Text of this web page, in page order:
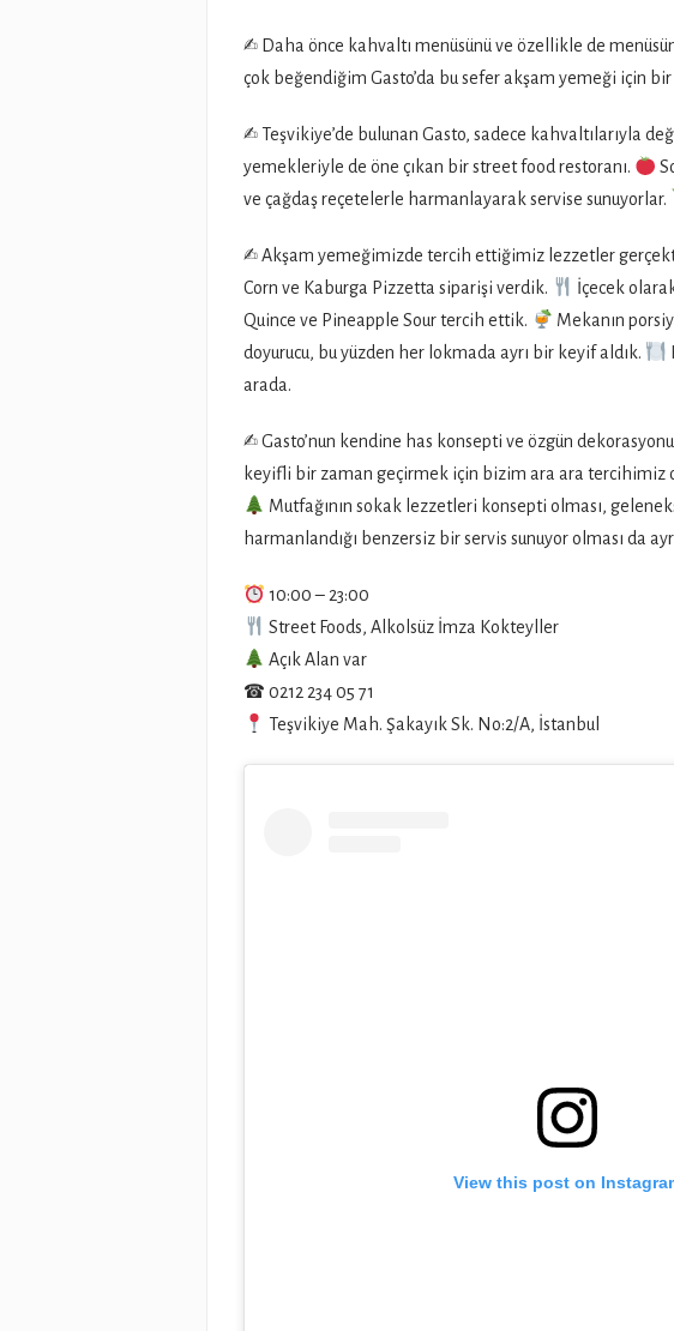
✍ Daha önce kahvaltı menüsünü ve özellikle de
çok beğendiğim Gasto’da bu sefer akşam yemeği için
✍ Teşvikiye’de bulunan Gasto, sadece kahvaltılarıyla
yemekleriyle de öne çıkan bir street food restoranı.
ve çağdaş reçetelerle harmanlayarak servise sunuyorlar.
✍Akşam yemeğimizde tercih ettiğimiz lezzetler
Corn ve Kaburga Pizzetta siparişi verdik.
İçecek
Quince ve Pineapple Sour tercih ettik.
Mekanın
doyurucu, bu yüzden her lokmada ayrı bir keyif aldık.
arada.
✍Gasto’nun kendine has konsepti ve özgün
keyifli bir zaman geçirmek için bizim ara ara tercihimiz
Mutfağının sokak lezzetleri konsepti olması,
harmanlandığı benzersiz bir servis sunuyor olması da
10:00 – 23:00
Street Foods, Alkolsüz İmza Kokteyller
Açık Alan var
☎ 0212 234 05 71
Teşvikiye Mah. Şakayık Sk. No:2/A, İstanbul
View this post on